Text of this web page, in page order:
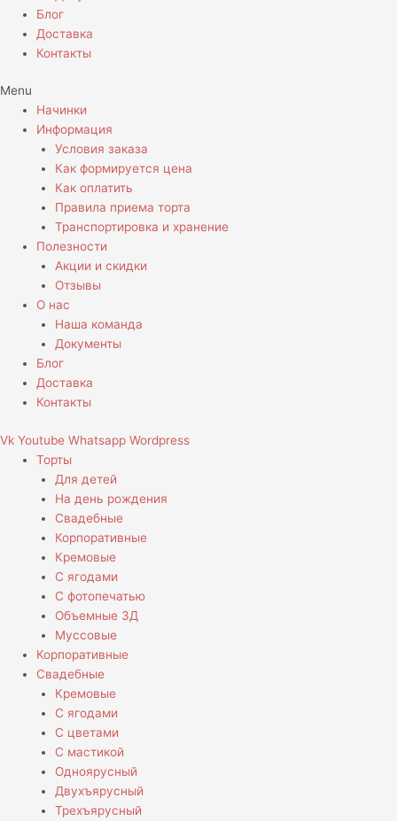
Блог
Доставка
Контакты
Menu
Начинки
Информация
Условия заказа
Как формируется цена
Как оплатить
Правила приема торта
Транспортировка и хранение
Полезности
Акции и скидки
Отзывы
О нас
Наша команда
Документы
Блог
Доставка
Контакты
Vk Youtube Whatsapp Wordpress
Торты
Для детей
На день рождения
Свадебные
Корпоративные
Кремовые
С ягодами
С фотопечатью
Объемные 3Д
Муссовые
Корпоративные
Свадебные
Кремовые
С ягодами
С цветами
С мастикой
Одноярусный
Двухъярусный
Трехъярусный